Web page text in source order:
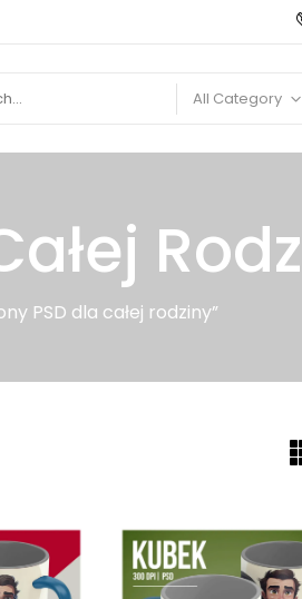
All Category
PSD dla całej rodziny”